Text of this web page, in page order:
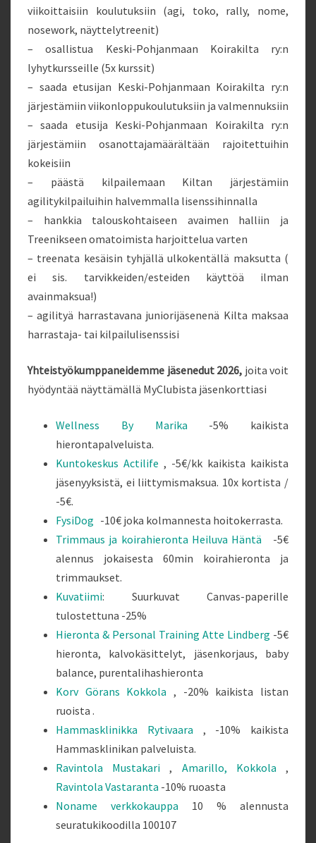
viikoittaisiin koulutuksiin (agi, toko, rally, nome,
nosework, näyttelytreenit)
– osallistua Keski-Pohjanmaan Koirakilta ry:n
lyhytkursseille (5x kurssit)
– saada etusijan Keski-Pohjanmaan Koirakilta ry:n
järjestämiin viikonloppukoulutuksiin ja valmennuksiin
– saada etusija Keski-Pohjanmaan Koirakilta ry:n
järjestämiin osanottajamäärältään rajoitettuihin
kokeisiin
– päästä kilpailemaan Kiltan järjestämiin
agilitykilpailuihin halvemmalla lisenssihinnalla
– hankkia talouskohtaiseen avaimen halliin ja
Treenikseen omatoimista harjoittelua varten
– treenata kesäisin tyhjällä ulkokentällä maksutta (
ei sis. tarvikkeiden/esteiden käyttöä ilman
avainmaksua!)
– agilityä harrastavana juniorijäsenenä Kilta maksaa
harrastaja- tai kilpailulisenssisi
Yhteistyökumppaneidemme jäsenedut 2026, joita voit
hyödyntää näyttämällä MyClubista jäsenkorttiasi
Wellness By Marika -5% kaikista
hierontapalveluista.
Kuntokeskus Actilife , -5€/kk kaikista kaikista
jäsenyyksistä, ei liittymismaksua. 10x kortista /
-5€.
FysiDog -10€ joka kolmannesta hoitokerrasta.
Trimmaus ja koirahieronta Heiluva Häntä -5€
alennus jokaisesta 60min koirahieronta ja
trimmaukset.
Kuvatiimi: Suurkuvat Canvas-paperille
tulostettuna -25%
Hieronta & Personal Training Atte Lindberg -5€
hieronta, kalvokäsittelyt, jäsenkorjaus, baby
balance, purentalihashieronta
Korv Görans Kokkola , -20% kaikista listan
ruoista .
Hammasklinikka Rytivaara , -10% kaikista
Hammasklinikan palveluista.
Ravintola Mustakari , Amarillo, Kokkola ,
Ravintola Vastaranta -10% ruoasta
Noname verkkokauppa 10 % alennusta
seuratukikoodilla 100107